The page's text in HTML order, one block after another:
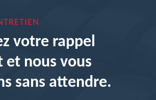
votre rappel
et nous vous
sans attendre.